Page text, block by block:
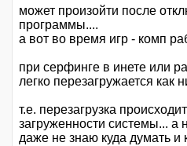
может произойти после
программы....
а вот во время игр - комп
при серфинге в инете или
легко перезагружается как
т.е. перезагрузка
загруженности системы... а
даже не знаю куда думать и